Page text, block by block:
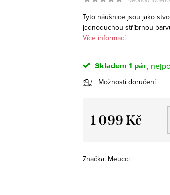
Tyto náušnice jsou jako
jednoduchou stříbrnou
Více informací
Skladem 1 pár
Možnosti doručení
1 099 Kč
Značka: Meucci